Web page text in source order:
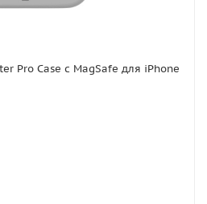
Pro Case с MagSafe для iPhone